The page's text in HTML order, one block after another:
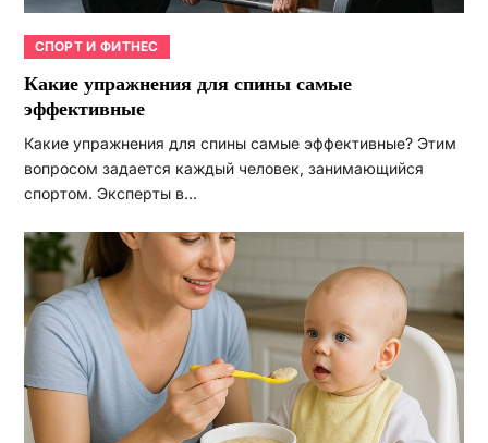
СПОРТ И ФИТНЕС
Какие упражнения для спины самые
эффективные
Какие упражнения для спины самые эффективные? Этим
вопросом задается каждый человек, занимающийся
спортом. Эксперты в…